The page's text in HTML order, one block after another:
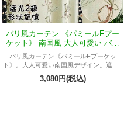
バリ風カーテン 《パミールFプー
ケット》 南国風 大人可愛い バラ
ンス付きフラットスタイル 遮光2
級 アイボリー色 サイアムチューリ
ップ柄
バリ風カーテン《パミールFプーケッ
ト》。大人可愛い南国風デザイン。遮光2
級で形状記憶加工。リラックスしながら
南国気分を楽しめる。
3,080円(税込)